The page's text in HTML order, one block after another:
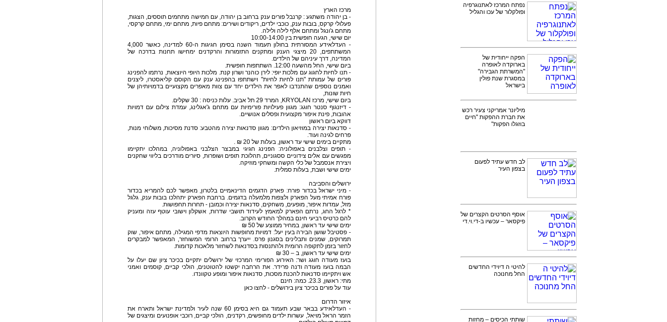
נפתח המרכז לאתנוגרפיה
ופולקלור של עכו והגליל
הפקה ייחודית של
בארוקדה לאופרה
"המשרתת הגבירה"
במסגרת שנת פולין
בישראל
מיליונר אמריקני צעיר רכש
את חברת ההפקות "חיים
בוזגלו הפקות"
לב חדש עתיד לפעום
בצפון העיר
אוסף הסרטים הקצרים של
פיקסאר – עכשיו ב-די.וי.די
להיטי ה דיוידי החדשים
החל מחנוכה
שותתי הכיסים – מחזות
מרכז הארץ
- בן יהודה משתגע : קרנבל פורים ענק ברחוב בן יהודה, עם חמישה מתחמים תוססים, הצגות,
פעלולי קרקס, בובות ענק, כוכבי ילדים, ריקודים ושירים: מתחם פיות, מתחם ימי, מתחם קרקסי,
מתחם ג'ונגל ומתחם אלף לילה ולילה.
יום שישי, הגעה חופשית בין 10:00-14:00
- העדלאידע המסורתית בחולון תעמוד השנה בסימן חגיגות ה-60 למדינה, כאשר 4,000
המשתתפים, 20 מיצגי הענק ומתקנים התזמורות והרקדנים ימחישו תחנות בדרכה של
המדינה, דרך עיניהם של הילדים.
ביום שישי, החל מהשעה 12:00. השתתפות חופשית.
- תנו לחיות לחגוג עם מלכות יופי: לירן כוהנר ושרון קנת. מלכות היופי היוצאות, נרתמו להפנינג
פורים של עמותת "תנו לחיות לחיות" וישתתפו בהפנינג ענק עם הקוסם קליאסטרו, ליצנים
ואמנים נוספים שהתנדבו לאפר את הילדים יחד עם צוות מאפרים מקצועיים בדמויותיהן של
חיות שונות,
ביום שישי, מרכז KRYOLAN, המרד 29 תל אביב. עלות כניסה : 30 שקלים.
- דיזנגוף סנטר חוגג: מגוון פעילויות פורימיות עם מתחם ג'אגלינג, עמדת צילום עם דמויות
אהובות, פינת איפור מקצועית ופסלים אנושיים.
דווקא ביום ראשון
- סדנאות יצירה במוזיאון הילדים: מגוון סדנאות יצירה מהטבע: סדנת מסיכות, משלוחי מנות,
פרחים לגינה ועוד.
מתקיים בימים שישי עד ראשון, בעלות של 20 ₪ .
- תופים וצלבנים באפולוניה: הפנינג חגיגי במבצר הצלבני באפולוניה, במהלכו יתקיימו
מפגשים עם אלים צידוניים ססגוניים, תהלוכת תופים ושופרות, סיורים מודרכים בליווי שחקנים
ויצירת אנסמבל של כלי הקשה ומשחקי מוזיקה.
ימים שישי ושבת, בעלות סמלית.
ירושלים והסביבה
- מיני ישראל בכדור פורח: פארק הדגמים הדינאמיים בלטרון, מאפשר לכם להמריא בכדור
פורח אמיתי מעל הפארק ולצפות מלמעלה בדגמים. ברחבת הפארק יתהלכו בובות ענק, גלגל
מזל, עמדות איפור, מופעים, משחקים, סדנאות יצירה וכמובן - תחרות תחפושות.
* לרגל החג, נרתם הפארק למאמץ לעידוד תושבי שדרות, אשקלון וישובי עוטף עזה ומעניק
להם כרטיס רביעי חינם במהלך החודש הקרוב.
ימים שישי עד ראשון, במחיר ממוצע של 50 ₪
- פסטיבל שושן הבירה בעין יעל: דמויות מחופשות היוצאות מדפי המגילה, מתחם איפור, שוק
תמרוקים, שמנים ותבלינים בסגנון פרס. ייערך ברחוב הרומי המשוחזר, המאפשר למבקרים
לחזור בזמן לתקופה הרומית ולהתנסות בסדנאות לשחזור מלאכות קדומות.
ימים שישי עד ראשון, ב – 30 ₪
בועז מעודה חוגג ושר: האירוע הפורימי המרכזי של ירושלים יתקיים בכיכר ציון שם יעלו על
הבמה בועז מעודה ודנה פרידר. את הרחבה יקשטו להטוטנים, הולכי קביים, קוסמים ואמני
אש ויתקיימו סדנאות להכנת מסכות, סדנאות איפור ומופע טקוונדו.
מתי: ראשון, 23.3. כמה: חינם
עוד על פורים בכיכר ציון בירושלים - לחצו כאן
איזור הדרום
- העדלאידע בבאר שבע תעמוד גם היא בסימן 60 שנה לעיר ולמדינת ישראל ותארח את
הזמר הראל מויאל, עשרות ילדים מחופשים, רקדנים, הולכי קביים, רוכבי אופנועים ומיצגים של